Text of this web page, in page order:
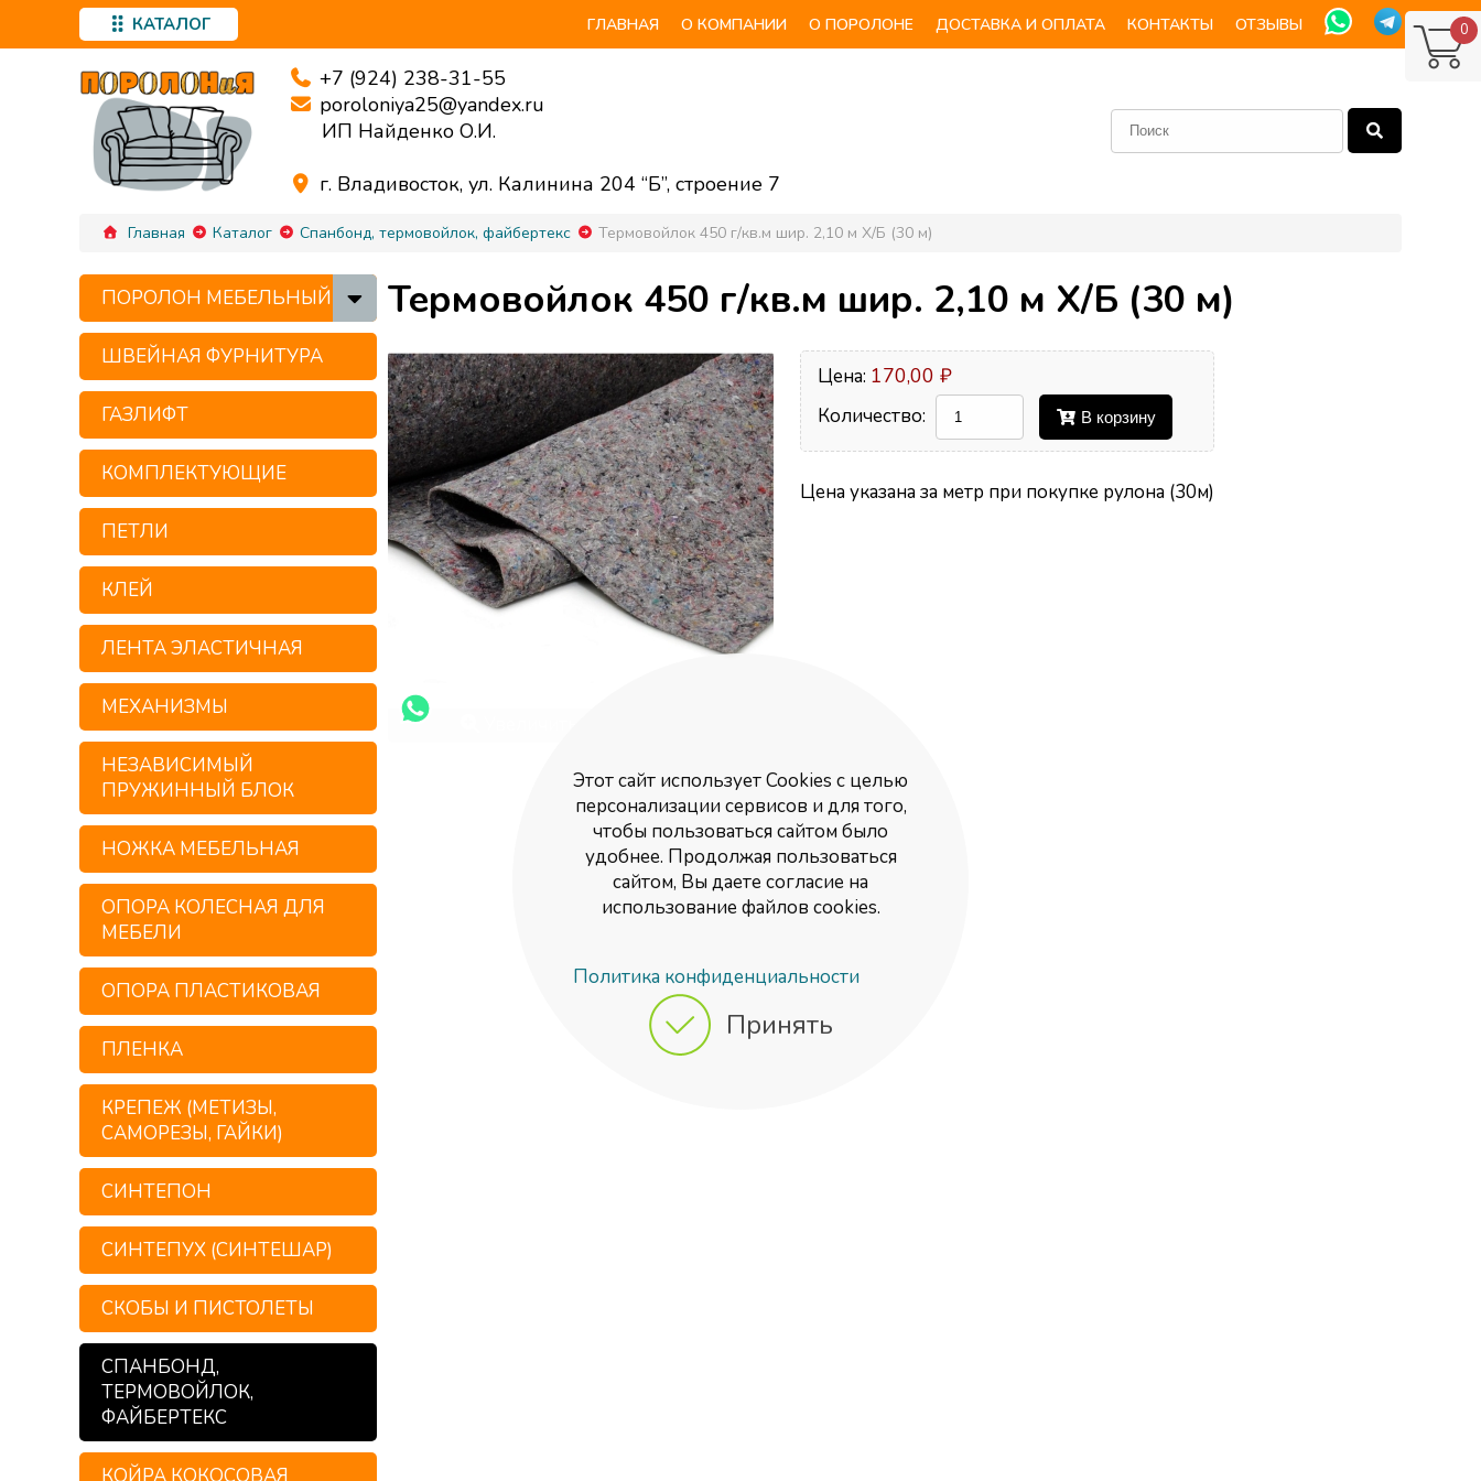
Принять
Этот сайт использует Cookies с целью
персонализации сервисов и для того,
чтобы пользоваться сайтом было
удобнее. Продолжая пользоваться
сайтом, Вы даете согласие на
использование файлов cookies.
Политика конфиденциальности
КАТАЛОГ ГЛАВНАЯ О КОМПАНИИ О ПОРОЛОНЕ ДОСТАВКА И ОПЛАТА КОНТАКТЫ ОТЗЫВЫ
+7 (924) 238-31-55
poroloniya25@yandex.ru
ИП Найденко О.И.
г. Владивосток, ул. Калинина 204 “Б”, строение 7
0
Главная Каталог Спанбонд, термовойлок, файбертекс Термовойлок 450 г/кв.м шир. 2,10 м Х/Б (30 м)
ПОРОЛОН МЕБЕЛЬНЫЙ
ШВЕЙНАЯ ФУРНИТУРА
ГАЗЛИФТ
КОМПЛЕКТУЮЩИЕ
ПЕТЛИ
КЛЕЙ
ЛЕНТА ЭЛАСТИЧНАЯ
МЕХАНИЗМЫ
НЕЗАВИСИМЫЙ
ПРУЖИННЫЙ БЛОК
НОЖКА МЕБЕЛЬНАЯ
ОПОРА КОЛЕСНАЯ ДЛЯ
МЕБЕЛИ
ОПОРА ПЛАСТИКОВАЯ
ПЛЕНКА
КРЕПЕЖ (МЕТИЗЫ,
САМОРЕЗЫ, ГАЙКИ)
СИНТЕПОН
СИНТЕПУХ (СИНТЕШАР)
СКОБЫ И ПИСТОЛЕТЫ
СПАНБОНД,
ТЕРМОВОЙЛОК,
ФАЙБЕРТЕКС
Термовойлок 450 г/кв.м шир. 2,10 м Х/Б (30 м)
Цена: 170,00 ₽
Количество: В корзину
Цена указана за метр при покупке рулона (30м)